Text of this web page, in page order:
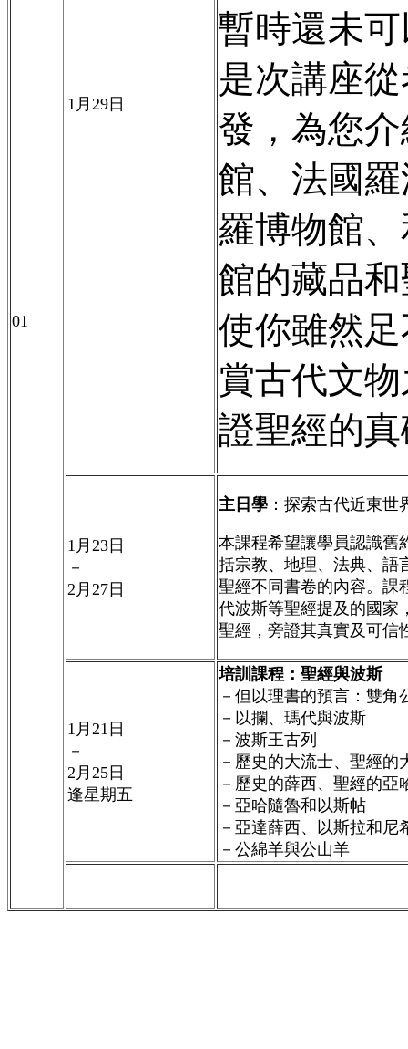
01
1月29 日
暫時還未
是次講座
發，為您
館、法國
羅博物館
館的藏品
使你雖然
賞古代文
證聖經的
1月23 日
－
2月27 日
主日學 ：探索古代近東世
本課程希望讓學員認識舊
括宗教、地理、法典、語
聖經不同書卷的內容。課
代波斯等聖經提及的國家
聖經，旁證其真實及可信
1月21 日
－
2月25 日
逢星期五
培訓課程：聖經與波斯
－但以理書的預言：雙角
－以攔、瑪代與波斯
－波斯王古列
－歷史的大流士、聖經的
－歷史的薛西、聖經的亞
－亞哈隨魯和以斯帖
－亞達薛西、以斯拉和尼
－公綿羊與公山羊